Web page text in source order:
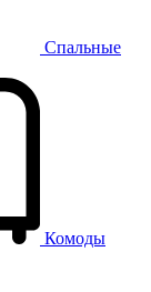
Спальные
Комоды